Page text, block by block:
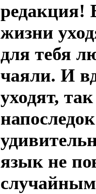
редакция!
жизни
для тебя
чаяли. И
уходят,
язык не